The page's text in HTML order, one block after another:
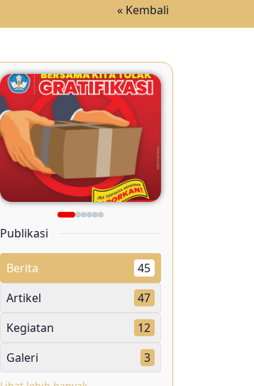
« Kembali
Publikasi
Berita
45
Artikel
47
Kegiatan
12
Galeri
3